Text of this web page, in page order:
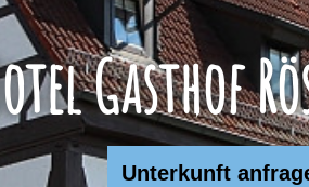
Gasthof
Unterkunft